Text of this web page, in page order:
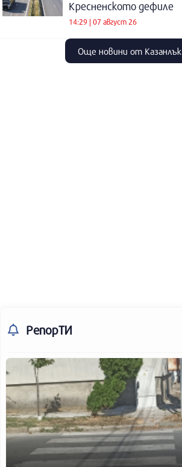
Кресненското дефиле
14:29 | 07 август 26
Още новини от Казанлък
РепорТИ